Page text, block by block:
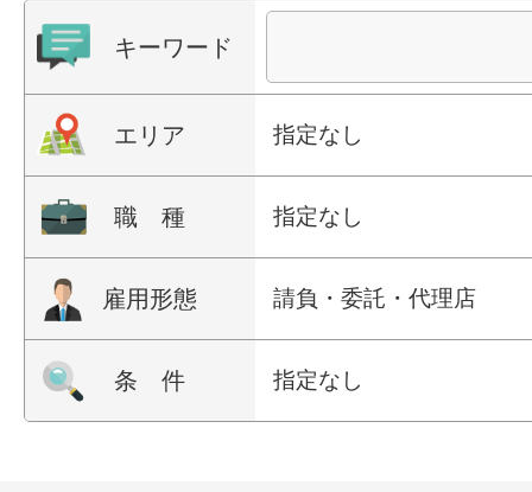
キーワード
エリア 指定なし
職 種 指定なし
雇用形態 請負・委託・代理店
条 件 指定なし